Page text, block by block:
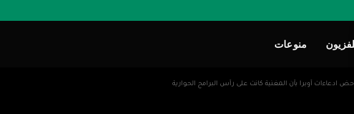
منوعات
ادعاءات أوبرا بأن المغنية كانت على رأس البرامج الحوارية